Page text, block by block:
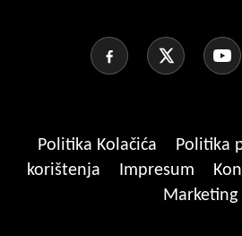
Politika Kolačića Politika
korištenja
Impresum
Marketing